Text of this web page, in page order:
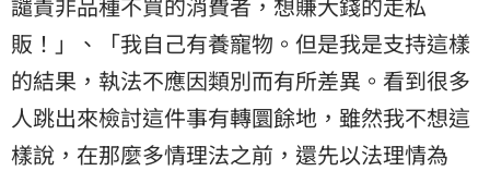
販！」、「我自己有養寵物。但是我是支持這樣
的結果，執法不應因類別而有所差異。看到很多
人跳出來檢討這件事有轉圜餘地，雖然我不想這
樣說，在那麼多情理法之前，還先以法理情為